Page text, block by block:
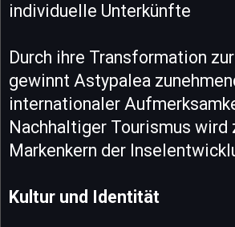
individuelle Unterkünfte
Durch ihre Transformation zur
gewinnt Astypalea
internationaler
Nachhaltiger Tourismus wird
Markenkern der
Kultur und Identität